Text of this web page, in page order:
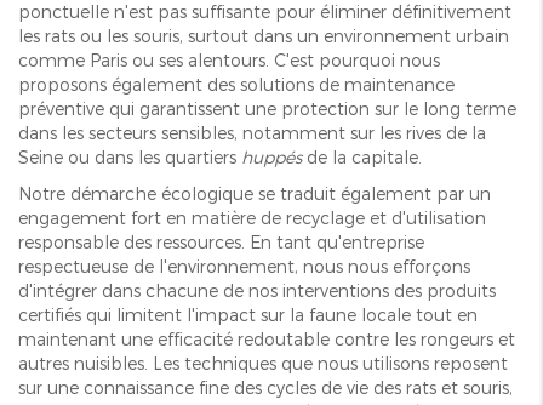
ponctuelle n'est pas suffisante pour éliminer définitivement
les rats ou les souris, surtout dans un environnement urbain
comme Paris ou ses alentours. C'est pourquoi nous
proposons également des solutions de maintenance
préventive qui garantissent une protection sur le long terme
dans les secteurs sensibles, notamment sur les rives de la
Seine ou dans les quartiers huppésde la capitale.
Notre démarche écologique se traduit également par un
engagement fort en matière de recyclage et d'utilisation
responsable des ressources. En tant qu'entreprise
respectueuse de l'environnement, nous nous efforçons
d'intégrer dans chacune de nos interventions des produits
certifiés qui limitent l'impact sur la faune locale tout en
maintenant une efficacité redoutable contre les rongeurs et
autres nuisibles. Les techniques que nous utilisons reposent
sur une connaissance fine des cycles de vie des rats et souris,